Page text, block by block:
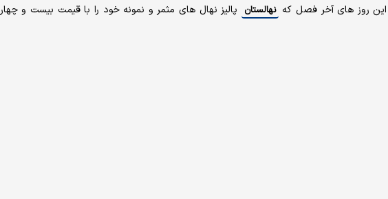
روز های آخر فصل که نهالستان پالیز نهال های مثمر و نمونه خود را با قیمت بیست و چهار